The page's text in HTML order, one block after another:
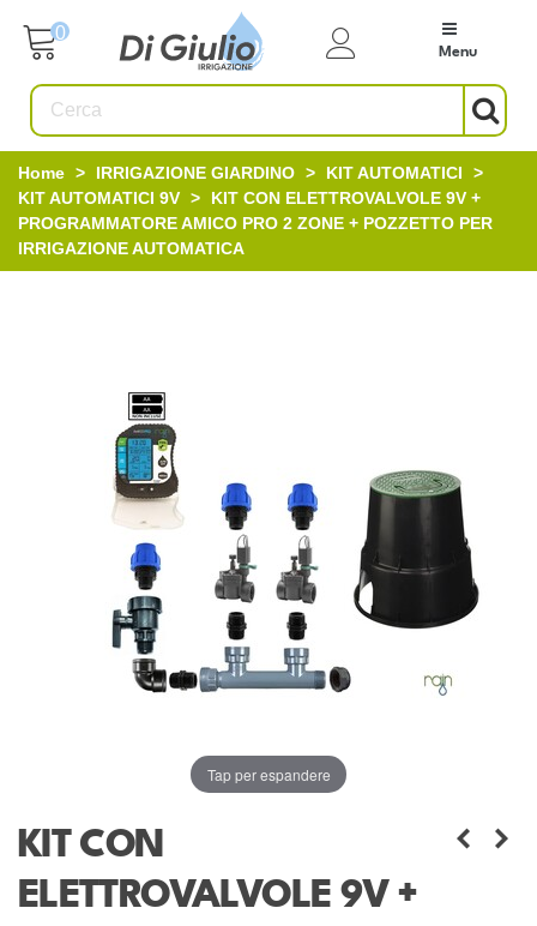
0
Menu
Home > IRRIGAZIONE GIARDINO > KIT AUTOMATICI
>
KIT AUTOMATICI 9V >
KIT CON ELETTROVALVOLE 9V +
PROGRAMMATORE AMICO PRO 2 ZONE + POZZETTO PER
IRRIGAZIONE AUTOMATICA
Tap per espandere
KIT CON
ELETTROVALVOLE 9V +